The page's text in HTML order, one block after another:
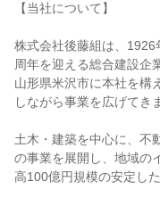
【当社について】
株式会社後藤組は、
周年を迎える総合建設企
山形県米沢市に本社を構
しながら事業を広げてき
土木・建築を中心に、不
の事業を展開し、地域の
高100億円規模の安定し